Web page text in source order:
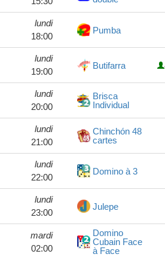
lundi
18:00
Pumba
lundi
19:00
Butifarra
lundi
20:00
Brisca
Individual
lundi
21:00
Chinchón 48
cartes
lundi
22:00
Domino à 3
lundi
23:00
Julepe
mardi
02:00
Domino
Cubain Face
à Face